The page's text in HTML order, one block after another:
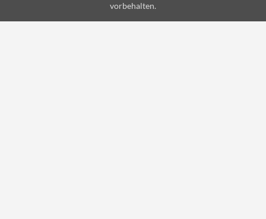
vorbehalten.